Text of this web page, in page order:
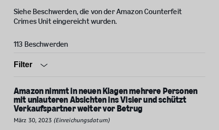
Siehe Beschwerden, die von der Amazon Counterfeit
Crimes Unit eingereicht wurden.
113 Beschwerden
Open
Filter
Amazon nimmt in neuen Klagen mehrere Personen
mit unlauteren Absichten ins Visier und schützt
Verkaufspartner weiter vor Betrug
März 30, 2023 (Einreichungsdatum)